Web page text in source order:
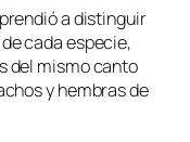
a distinguir
cada especie,
del mismo canto
y hembras de